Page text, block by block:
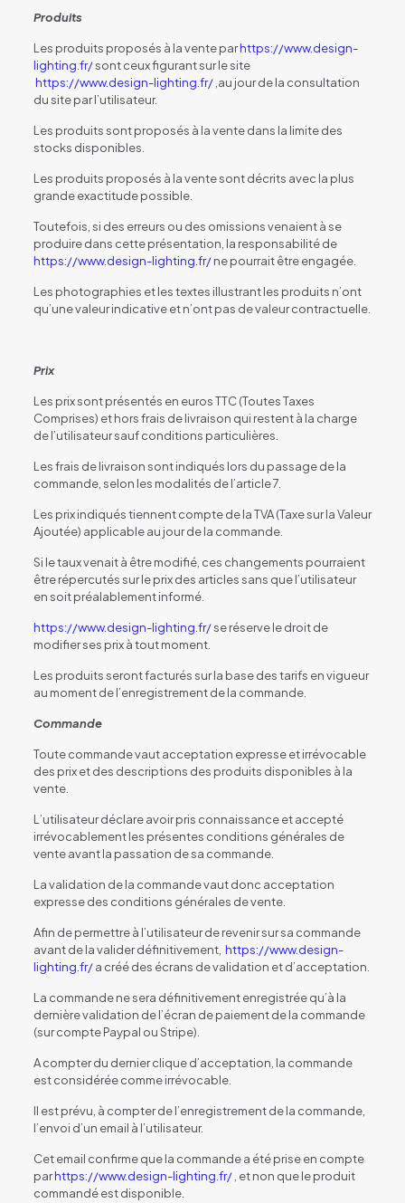
Produits
Les produits proposés à la vente parhttps://www.design-
lighting.fr/sont ceux figurant sur le site
https://www.design-lighting.fr/,au jour de la consultation
du site par l’utilisateur.
Les produits sont proposés à la vente dans la limite des
stocks disponibles.
Les produits proposés à la vente sont décrits avec la plus
grande exactitude possible.
Toutefois, si des erreurs ou des omissions venaient à se
produire dans cette présentation, la responsabilité de
https://www.design-lighting.fr/ne pourrait être engagée.
Les photographies et les textes illustrant les produits n’ont
qu’une valeur indicative et n’ont pas de valeur contractuelle.
Prix
Les prix sont présentés en euros TTC (Toutes Taxes
Comprises) et hors frais de livraison qui restent à la charge
de l’utilisateur sauf conditions particulières.
Les frais de livraison sont indiqués lors du passage de la
commande, selon les modalités de l’article 7.
Les prix indiqués tiennent compte de la TVA (Taxe sur la Valeur
Ajoutée) applicable au jour de la commande.
Si le taux venait à être modifié, ces changements pourraient
être répercutés sur le prix des articles sans que l’utilisateur
en soit préalablement informé.
https://www.design-lighting.fr/se réserve le droit de
modifier ses prix à tout moment.
Les produits seront facturés sur la base des tarifs en vigueur
au moment de l’enregistrement de la commande.
Commande
Toute commande vaut acceptation expresse et irrévocable
des prix et des descriptions des produits disponibles à la
vente.
L’utilisateur déclare avoir pris connaissance et accepté
irrévocablement les présentes conditions générales de
vente avant la passation de sa commande.
La validation de la commande vaut donc acceptation
expresse des conditions générales de vente.
Afin de permettre à l’utilisateur de revenir sur sa commande
avant de la valider définitivement, https://www.design-
lighting.fr/a créé des écrans de validation et d’acceptation.
La commande ne sera définitivement enregistrée qu’à la
dernière validation de l’écran de paiement de la commande
(sur compte Paypal ou Stripe).
A compter du dernier clique d’acceptation, la commande
est considérée comme irrévocable.
Il est prévu, à compter de l’enregistrement de la commande,
l’envoi d’un email à l’utilisateur.
Cet email confirme que la commande a été prise en compte
parhttps://www.design-lighting.fr/, et non que le produit
commandé est disponible.